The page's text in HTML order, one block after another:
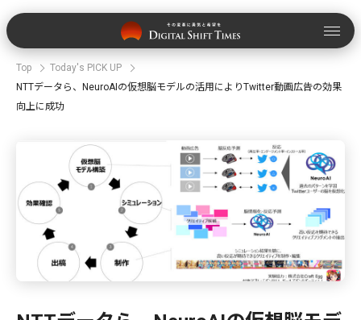
Top
Today's PICK UP
NTTデータら、NeuroAIの仮想脳モデルの活用によりTwitter動画広告の効果
向上に成功